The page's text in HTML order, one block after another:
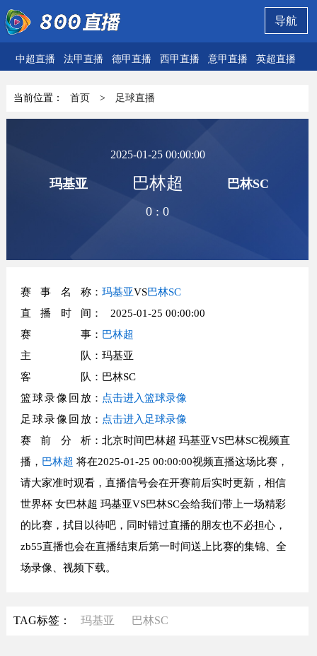
导航
中超直播 法甲直播 德甲直播 西甲直播 意甲直播 英超直播
当前位置： 首页 > 足球直播
玛基亚
2025-01-25 00:00:00
巴林超
0 :0
巴林SC
赛事名称： 玛基亚VS巴林SC
直播时间 ： 2025-01-25 00:00:00
赛事： 巴林超
主队 ：玛基亚
客队 ：巴林SC
篮球录像回放： 点击进入篮球录像
足球录像回放： 点击进入足球录像
赛前分析：北京时间巴林超 玛基亚VS巴林SC视频直
播， 巴林超 将在2025-01-25 00:00:00视频直播这场比赛，
请大家准时观看，直播信号会在开赛前后实时更新，相信
世界杯 女巴林超 玛基亚VS巴林SC会给我们带上一场精彩
的比赛，拭目以待吧，同时错过直播的朋友也不必担心，
zb55直播也会在直播结束后第一时间送上比赛的集锦、全
场录像、视频下载。
TAG标签： 玛基亚 巴林SC